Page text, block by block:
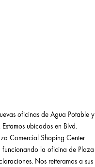
oficinas de Agua Potable y
ubicados en Blvd.
Comercial Shoping Center
funcionando la oficina de Plaza
Nos reiteramos a sus